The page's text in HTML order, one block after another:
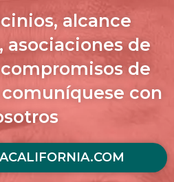
alcance
de
de
con